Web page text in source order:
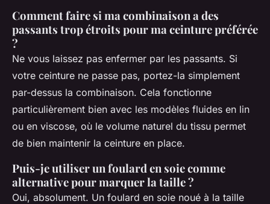
Comment faire si ma combinaison a des
passants trop étroits pour ma ceinture préférée
?
Ne vous laissez pas enfermer par les passants. Si
votre ceinture ne passe pas, portez-la simplement
par-dessus la combinaison. Cela fonctionne
particulièrement bien avec les modèles fluides en lin
ou en viscose, où le volume naturel du tissu permet
de bien maintenir la ceinture en place.
Puis-je utiliser un foulard en soie comme
alternative pour marquer la taille ?
Oui, absolument. Un foulard en soie noué à la taille